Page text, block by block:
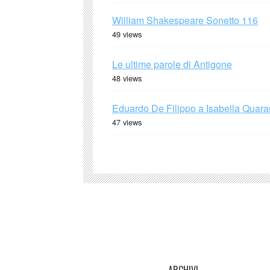
William Shakespeare Sonetto 116
49 views
Le ultime parole di Antigone
48 views
Eduardo De Filippo a Isabella
47 views